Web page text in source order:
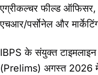
एग्रीकल्चर फील्ड ऑफिसर,
एचआर/पर्सोनेल और
IBPS के संयुक्त टाइमलाइन
(Prelims) अगस्त 2026 में